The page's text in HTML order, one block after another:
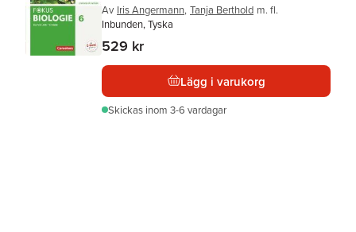
Av Iris Angermann, Tanja Berthold m. fl.
Inbunden, Tyska
529 kr
Lägg i varukorg
Skickas inom 3-6 vardagar